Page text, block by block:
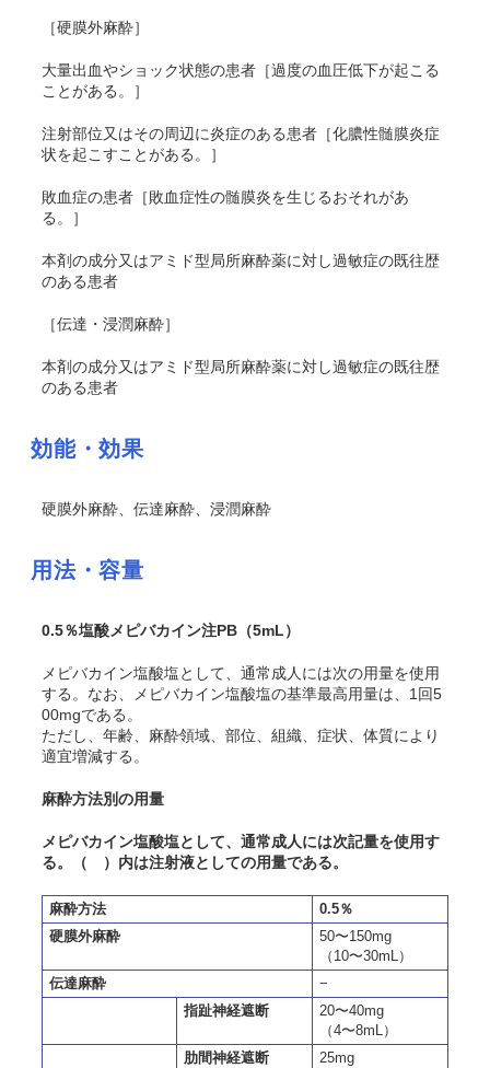
［硬膜外麻酔］
大量出血やショック状態の患者［過度の血圧低下が起こる
ことがある。］
注射部位又はその周辺に炎症のある患者［化膿性髄膜炎症
状を起こすことがある。］
敗血症の患者［敗血症性の髄膜炎を生じるおそれがあ
る。］
本剤の成分又はアミド型局所麻酔薬に対し過敏症の既往歴
のある患者
［伝達・浸潤麻酔］
本剤の成分又はアミド型局所麻酔薬に対し過敏症の既往歴
のある患者
効能・効果
硬膜外麻酔、伝達麻酔、浸潤麻酔
用法・容量
0.5％塩酸メピバカイン注PB（5mL）
メピバカイン塩酸塩として、通常成人には次の用量を使用
する。なお、メピバカイン塩酸塩の基準最高用量は、1回5
00mgである。
ただし、年齢、麻酔領域、部位、組織、症状、体質により
適宜増減する。
麻酔方法別の用量
メピバカイン塩酸塩として、通常成人には次記量を使用す
る。（ ）内は注射液としての用量である。
麻酔方法
0.5％
硬膜外麻酔
50〜150mg
（10〜30mL）
伝達麻酔
−
指趾神経遮断
20〜40mg
（4〜8mL）
肋間神経遮断
25mg